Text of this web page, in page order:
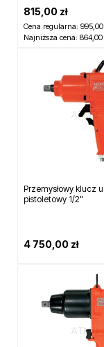
815,00 zł
Cena regularna: 995,00
Najniższa cena: 864,00
Przemysłowy klucz
pistoletowy 1/2"
4 750,00 zł